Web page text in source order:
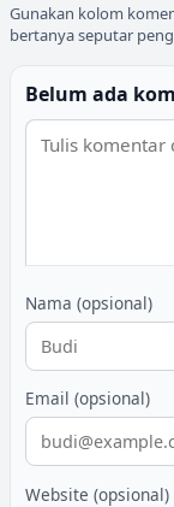
Gunakan kolom
bertanya seputar
Belum ada
Nama (opsional)
Email (opsional)
Website (opsional)